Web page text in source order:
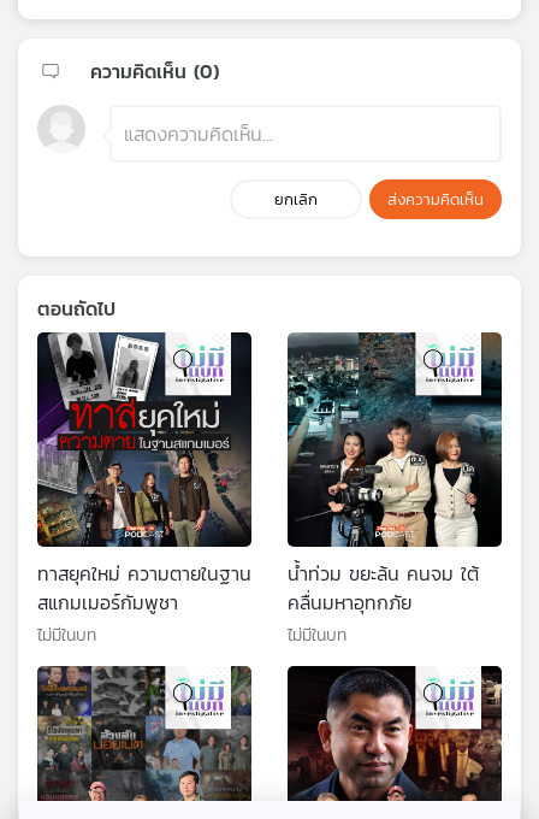
ความคิดเห็น (0)
ยกเลิก ส่งความคิดเห็น
ตอนถัดไป
ทาสยุคใหม่ ความตายในฐาน
สแกมเมอร์กัมพูชา
ไม่มีในบท
น้ำท่วม ขยะล้น คนจม ใต้
คลื่นมหาอุทกภัย
ไม่มีในบท